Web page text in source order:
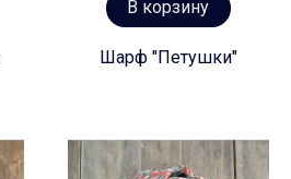
В корзину
Шарф "Петушки"